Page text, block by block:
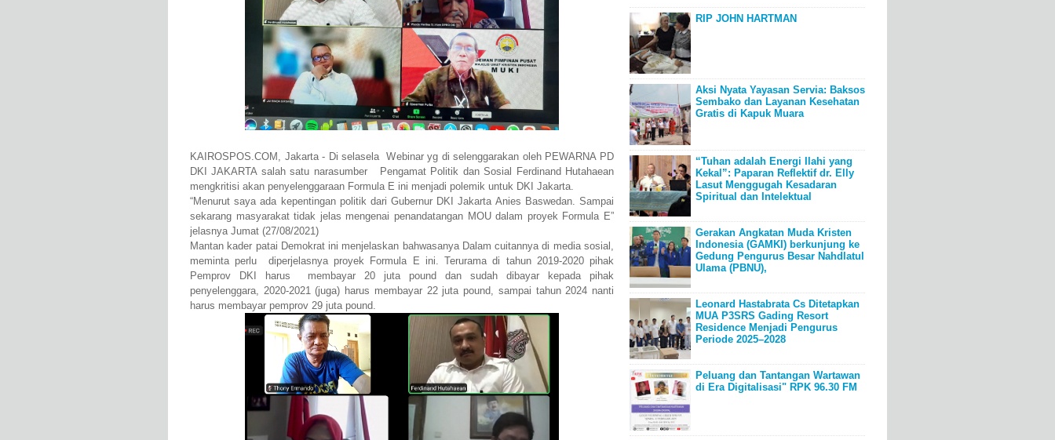
KAIROSPOS.COM, Jakarta - Di selasela Webinar yg di selenggarakan oleh PEWARNA PD
DKI JAKARTA salah satu narasumber Pengamat Politik dan Sosial Ferdinand Hutahaean
mengkritisi akan penyelenggaraan Formula E ini menjadi polemik untuk DKI Jakarta.
“Menurut saya ada kepentingan politik dari Gubernur DKI Jakarta Anies Baswedan. Sampai
sekarang masyarakat tidak jelas mengenai penandatangan MOU dalam proyek Formula E”
jelasnya Jumat (27/08/2021)
Mantan kader patai Demokrat ini menjelaskan bahwasanya Dalam cuitannya di media sosial,
meminta perlu diperjelasnya proyek Formula E ini. Terurama di tahun 2019-2020 pihak
Pemprov DKI harus membayar 20 juta pound dan sudah dibayar kepada pihak
penyelenggara, 2020-2021 (juga) harus membayar 22 juta pound, sampai tahun 2024 nanti
harus membayar pemprov 29 juta pound.
RIP JOHN HARTMAN
Aksi Nyata Yayasan Servia: Baksos
Sembako dan Layanan Kesehatan
Gratis di Kapuk Muara
“Tuhan adalah Energi Ilahi yang
Kekal”: Paparan Reflektif dr. Elly
Lasut Menggugah Kesadaran
Spiritual dan Intelektual
Gerakan Angkatan Muda Kristen
Indonesia (GAMKI) berkunjung ke
Gedung Pengurus Besar Nahdlatul
Ulama (PBNU),
Leonard Hastabrata Cs Ditetapkan
MUA P3SRS Gading Resort
Residence Menjadi Pengurus
Periode 2025–2028
Peluang dan Tantangan Wartawan
di Era Digitalisasi" RPK 96.30 FM